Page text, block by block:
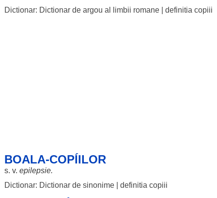
Dictionar: Dictionar de argou al limbii romane| definitia copiii
BOALA-COPÍILOR
s. v. epilepsie.
Dictionar: Dictionar de sinonime| definitia copiii